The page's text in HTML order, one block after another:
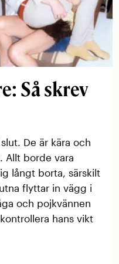
Så skrev
De är kära och
Allt borde vara
långt borta, särskilt
flyttar in vägg i
och pojkvännen
hans vikt